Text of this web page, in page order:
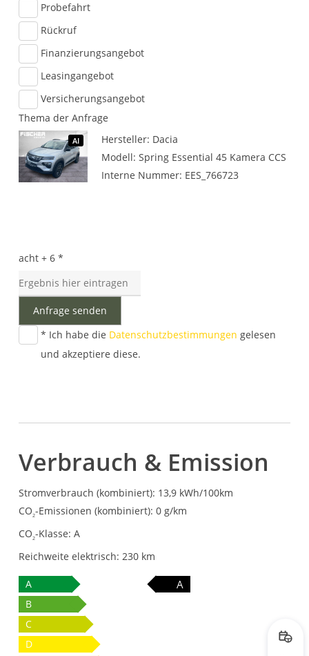
Probefahrt
Rückruf
Finanzierungsangebot
Leasingangebot
Versicherungsangebot
Thema der Anfrage
AI
Hersteller: Dacia
Modell: Spring Essential 45 Kamera CCS
Interne Nummer: EES_766723
acht + 6 *
Anfrage senden
* Ich habe die Datenschutzbestimmungen gelesen
und akzeptiere diese.
Verbrauch & Emission
Stromverbrauch (kombiniert): 13,9 kWh/100km
CO2-Emissionen (kombiniert): 0 g/km
CO2-Klasse: A
Reichweite elektrisch: 230 km
A A
B
C
D